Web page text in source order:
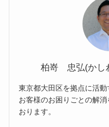
柏嵜 忠弘(かし
東京都大田区を拠点に活
お客様のお困りごとの解
おります。